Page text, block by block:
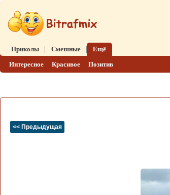
Приколы Смешные
Ещё
Интересное
Красивое Позитив
<< Предыдущая